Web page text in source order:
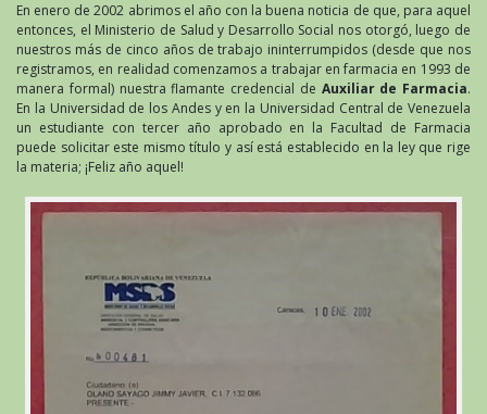
En enero de 2002 abrimos el año con la buena noticia de que, para aquel
entonces, el Ministerio de Salud y Desarrollo Social nos otorgó, luego de
nuestros más de cinco años de trabajo ininterrumpidos (desde que nos
registramos, en realidad comenzamos a trabajar en farmacia en 1993 de
manera formal) nuestra flamante credencial de Auxiliar de Farmacia.
En la Universidad de los Andes y en la Universidad Central de Venezuela
un estudiante con tercer año aprobado en la Facultad de Farmacia
puede solicitar este mismo título y así está establecido en la ley que rige
la materia; ¡Feliz año aquel!